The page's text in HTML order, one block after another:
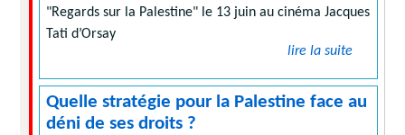
"Regards sur la Palestine" le 13 juin au cinéma Jacques
Tati d’Orsay
lire la suite
Quelle stratégie pour la Palestine face au
déni de ses droits ?